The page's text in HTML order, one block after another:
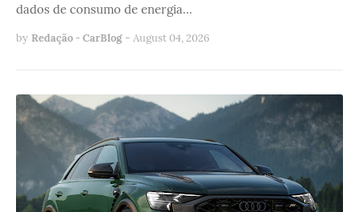
dados de consumo de energia…
by Redação - CarBlog - August 04, 2026